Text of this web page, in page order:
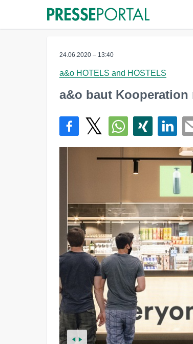
24.06.2020 – 13:40
a&o HOTELS and HOSTELS
a&o baut Kooperation